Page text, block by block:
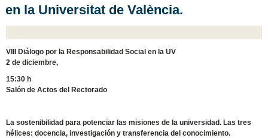
en la Universitat de València.
VIII Diálogo por la Responsabilidad Social en la UV
2 de diciembre,
15:30 h
Salón de Actos del Rectorado
La sostenibilidad para potenciar las misiones de la universidad. Las tres
hélices: docencia, investigación y transferencia del conocimiento.